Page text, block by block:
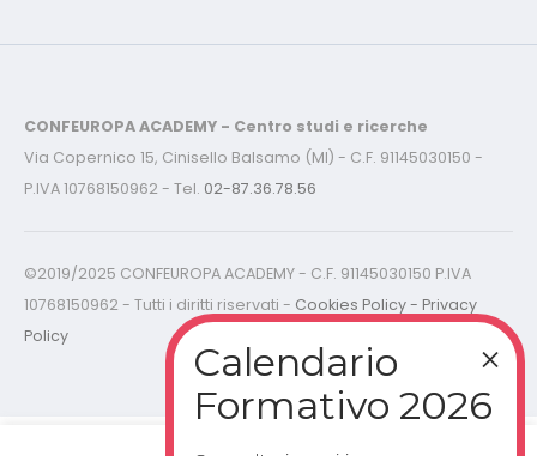
CONFEUROPA ACADEMY - Centro studi e ricerche
Via Copernico 15, Cinisello Balsamo (MI) - C.F. 91145030150 -
P.IVA 10768150962 - Tel. 02-87.36.78.56
©2019/2025 CONFEUROPA ACADEMY - C.F. 91145030150 P.IVA
10768150962 - Tutti i diritti riservati - Cookies Policy - Privacy
Policy